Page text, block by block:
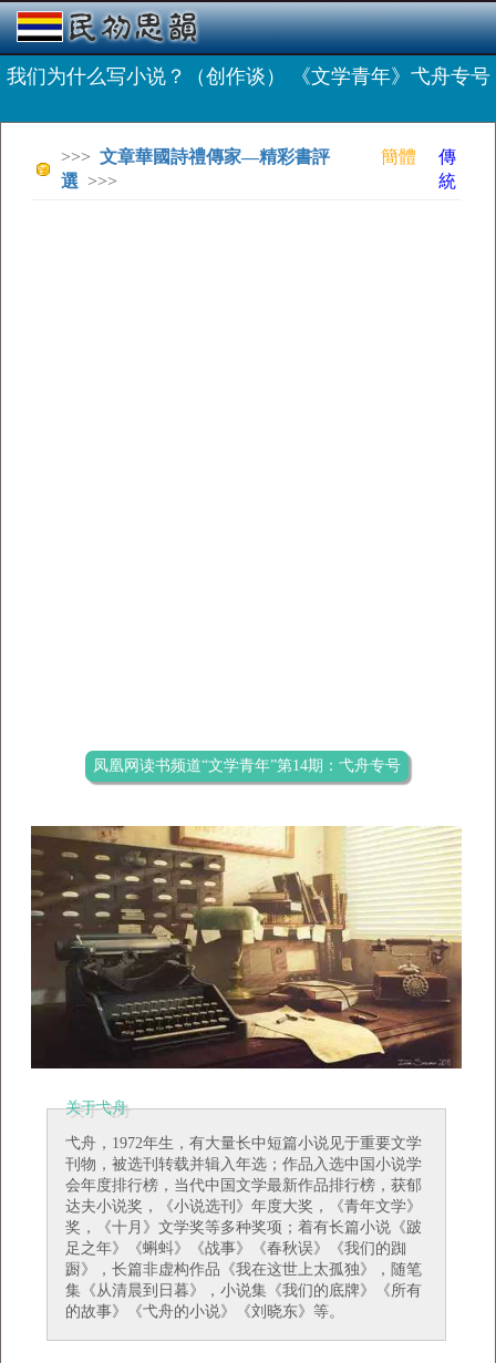
我们为什么写小说？（创作谈） 《文学青年》弋舟专号
>>> 文章華國詩禮傳家—精彩書評
選 >>>
簡體
傳
統
凤凰网读书频道“文学青年”第14期：弋舟专号
关于弋舟
弋舟，1972年生，有大量长中短篇小说见于重要文学
刊物，被选刊转载并辑入年选；作品入选中国小说学
会年度排行榜，当代中国文学最新作品排行榜，获郁
达夫小说奖，《小说选刊》年度大奖，《青年文学》
奖，《十月》文学奖等多种奖项；着有长篇小说《跛
足之年》《蝌蚪》《战事》《春秋误》《我们的踟
蹰》，长篇非虚构作品《我在这世上太孤独》，随笔
集《从清晨到日暮》，小说集《我们的底牌》《所有
的故事》《弋舟的小说》《刘晓东》等。